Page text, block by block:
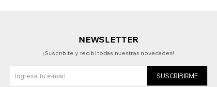
NEWSLETTER
¡Suscribite y recibí todas nuestras novedades!
SUSCRIBIRME